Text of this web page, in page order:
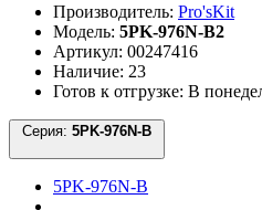
Производитель: Pro'sKit
Модель: 5PK-976N-B2
Артикул: 00247416
Наличие: 23
Готов к отгрузке: В
Серия:
5PK-976N-B